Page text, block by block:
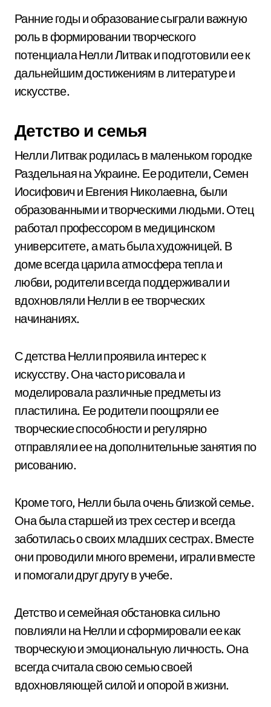
Ранние годы и образование сыграли важную
роль в формировании творческого
потенциала Нелли Литвак и подготовили ее к
дальнейшим достижениям в литературе и
искусстве.
Детство и семья
Нелли Литвак родилась в маленьком городке
Раздельная на Украине. Ее родители, Семен
Иосифович и Евгения Николаевна, были
образованными и творческими людьми. Отец
работал профессором в медицинском
университете, а мать была художницей. В
доме всегда царила атмосфера тепла и
любви, родители всегда поддерживали и
вдохновляли Нелли в ее творческих
начинаниях.
С детства Нелли проявила интерес к
искусству. Она часто рисовала и
моделировала различные предметы из
пластилина. Ее родители поощряли ее
творческие способности и регулярно
отправляли ее на дополнительные занятия по
рисованию.
Кроме того, Нелли была очень близкой семье.
Она была старшей из трех сестер и всегда
заботилась о своих младших сестрах. Вместе
они проводили много времени, играли вместе
и помогали друг другу в учебе.
Детство и семейная обстановка сильно
повлияли на Нелли и сформировали ее как
творческую и эмоциональную личность. Она
всегда считала свою семью своей
вдохновляющей силой и опорой в жизни.